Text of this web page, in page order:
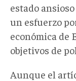
estado
un esfuerzo
económica de
objetivos de
Aunque el